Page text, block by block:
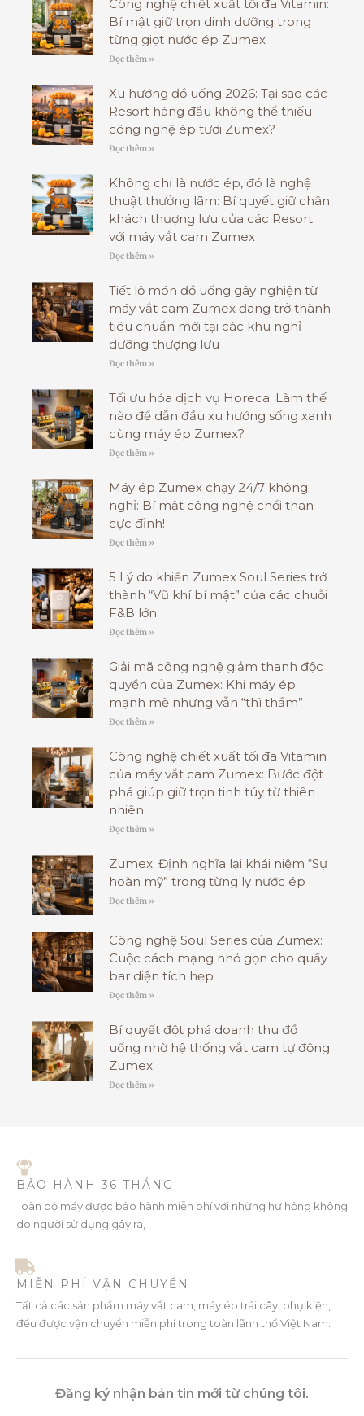
Công nghệ chiết xuất tối đa Vitamin:
Bí mật giữ trọn dinh dưỡng trong
từng giọt nước ép Zumex
Đọc thêm »
Xu hướng đồ uống 2026: Tại sao các
Resort hàng đầu không thể thiếu
công nghệ ép tươi Zumex?
Đọc thêm »
Không chỉ là nước ép, đó là nghệ
thuật thưởng lãm: Bí quyết giữ chân
khách thượng lưu của các Resort
với máy vắt cam Zumex
Đọc thêm »
Tiết lộ món đồ uống gây nghiện từ
máy vắt cam Zumex đang trở thành
tiêu chuẩn mới tại các khu nghỉ
dưỡng thượng lưu
Đọc thêm »
Tối ưu hóa dịch vụ Horeca: Làm thế
nào để dẫn đầu xu hướng sống xanh
cùng máy ép Zumex?
Đọc thêm »
Máy ép Zumex chạy 24/7 không
nghỉ: Bí mật công nghệ chổi than
cực đỉnh!
Đọc thêm »
5 Lý do khiến Zumex Soul Series trở
thành “Vũ khí bí mật” của các chuỗi
F&B lớn
Đọc thêm »
Giải mã công nghệ giảm thanh độc
quyền của Zumex: Khi máy ép
mạnh mẽ nhưng vẫn “thì thầm”
Đọc thêm »
Công nghệ chiết xuất tối đa Vitamin
của máy vắt cam Zumex: Bước đột
phá giúp giữ trọn tinh túy từ thiên
nhiên
Đọc thêm »
Zumex: Định nghĩa lại khái niệm “Sự
hoàn mỹ” trong từng ly nước ép
Đọc thêm »
Công nghệ Soul Series của Zumex:
Cuộc cách mạng nhỏ gọn cho quầy
bar diện tích hẹp
Đọc thêm »
Bí quyết đột phá doanh thu đồ
uống nhờ hệ thống vắt cam tự động
Zumex
Đọc thêm »
BẢO HÀNH 36 THÁNG
Toàn bộ máy được bảo hành miễn phí với những hư hỏng không
do người sử dụng gây ra,
MIỄN PHÍ VẬN CHUYỂN
Tất cả các sản phẩm máy vắt cam, máy ép trái cây, phụ kiện, ..
đều được vận chuyển miễn phí trong toàn lãnh thổ Việt Nam.
Đăng ký nhận bản tin mới từ chúng tôi.